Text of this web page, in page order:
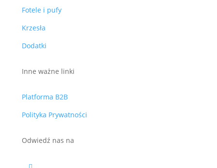
Fotele i pufy
Krzesła
Dodatki
Inne ważne linki
Platforma B2B
Polityka Prywatności
Odwiedź nas na